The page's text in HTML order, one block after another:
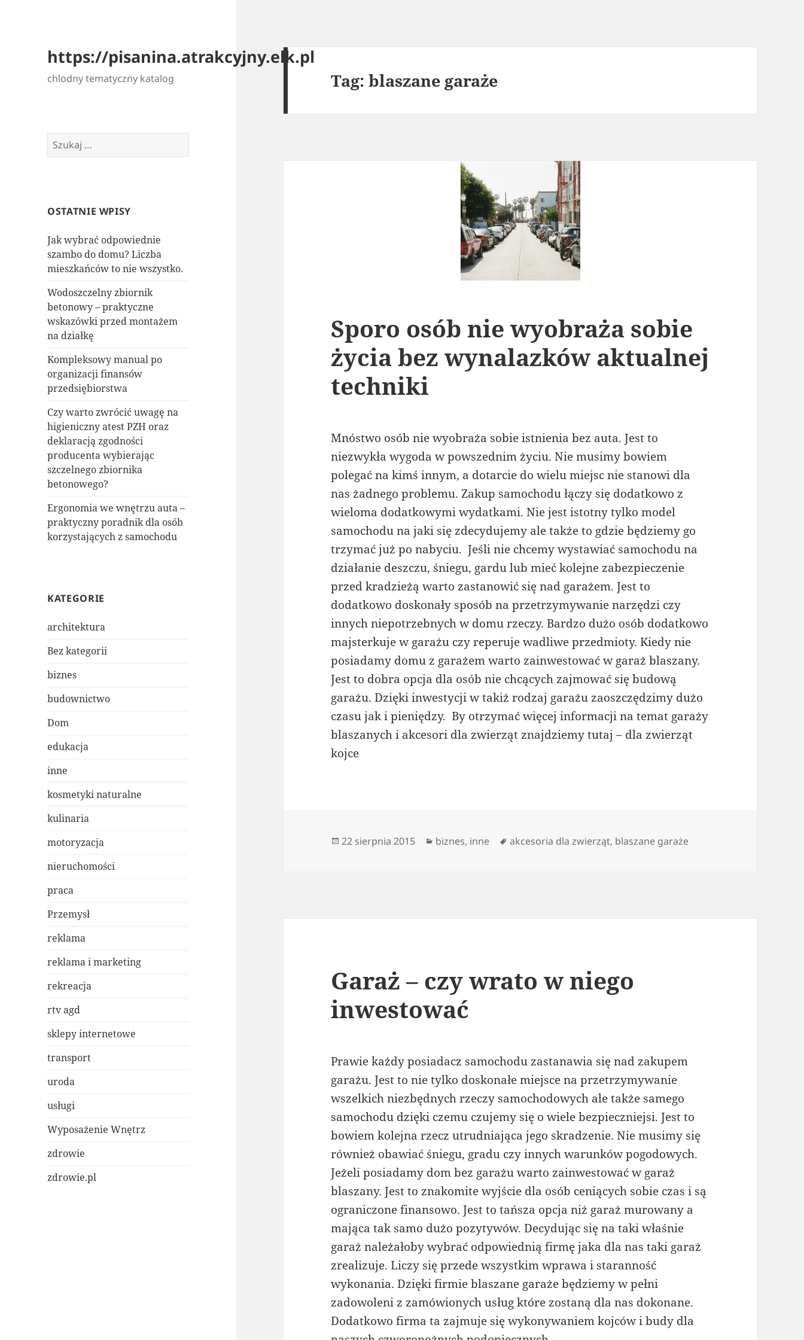
https://pisanina.atrakcyjny.elk.pl
chlodny tematyczny katalog
Szukaj:
OSTATNIE WPISY
Jak wybrać odpowiednie
szambo do domu? Liczba
mieszkańców to nie wszystko.
Wodoszczelny zbiornik
betonowy – praktyczne
wskazówki przed montażem
na działkę
Kompleksowy manual po
organizacji finansów
przedsiębiorstwa
Czy warto zwrócić uwagę na
higieniczny atest PZH oraz
deklaracją zgodności
producenta wybierając
szczelnego zbiornika
betonowego?
Ergonomia we wnętrzu auta –
praktyczny poradnik dla osób
korzystających z samochodu
KATEGORIE
architektura
Bez kategorii
biznes
budownictwo
Dom
edukacja
inne
kosmetyki naturalne
kulinaria
motoryzacja
nieruchomości
praca
Przemysł
reklama
reklama i marketing
rekreacja
rtv agd
sklepy internetowe
transport
uroda
usługi
Wyposażenie Wnętrz
zdrowie
zdrowie.pl
Tag:blaszane garaże
Sporo osób nie wyobraża sobie
życia bez wynalazków aktualnej
techniki
Mnóstwo osób nie wyobraża sobie istnienia bez auta. Jest to
niezwykła wygoda w powszednim życiu. Nie musimy bowiem
polegać na kimś innym, a dotarcie do wielu miejsc nie stanowi dla
nas żadnego problemu. Zakup samochodu łączy się dodatkowo z
wieloma dodatkowymi wydatkami. Nie jest istotny tylko model
samochodu na jaki się zdecydujemy ale także to gdzie będziemy go
trzymać już po nabyciu. Jeśli nie chcemy wystawiać samochodu na
działanie deszczu, śniegu, gardu lub mieć kolejne zabezpieczenie
przed kradzieżą warto zastanowić się nad garażem. Jest to
dodatkowo doskonały sposób na przetrzymywanie narzędzi czy
innych niepotrzebnych w domu rzeczy. Bardzo dużo osób dodatkowo
majsterkuje w garażu czy reperuje wadliwe przedmioty. Kiedy nie
posiadamy domu z garażem warto zainwestować w garaż blaszany.
Jest to dobra opcja dla osób nie chcących zajmować się budową
garażu. Dzięki inwestycji w takiż rodzaj garażu zaoszczędzimy dużo
czasu jak i pieniędzy. By otrzymać więcej informacji na temat garaży
blaszanych i akcesori dla zwierząt znajdziemy tutaj – dla zwierząt
kojce
Data
22 sierpnia 2015 Kategorie
biznes, inne Tagi
akcesoria dla zwierząt, blaszane garaże
Garaż – czy wrato w niego
inwestować
Prawie każdy posiadacz samochodu zastanawia się nad zakupem
garażu. Jest to nie tylko doskonałe miejsce na przetrzymywanie
wszelkich niezbędnych rzeczy samochodowych ale także samego
samochodu dzięki czemu czujemy się o wiele bezpieczniejsi. Jest to
bowiem kolejna rzecz utrudniająca jego skradzenie. Nie musimy się
również obawiać śniegu, gradu czy innych warunków pogodowych.
Jeżeli posiadamy dom bez garażu warto zainwestować w garaż
blaszany. Jest to znakomite wyjście dla osób ceniących sobie czas i są
ograniczone finansowo. Jest to tańsza opcja niż garaż murowany a
mająca tak samo dużo pozytywów. Decydując się na taki właśnie
garaż należałoby wybrać odpowiednią firmę jaka dla nas taki garaż
zrealizuje. Liczy się przede wszystkim wprawa i staranność
wykonania. Dzięki firmie blaszane garaże będziemy w pełni
zadowoleni z zamówionych usług które zostaną dla nas dokonane.
Dodatkowo firma ta zajmuje się wykonywaniem kojców i budy dla